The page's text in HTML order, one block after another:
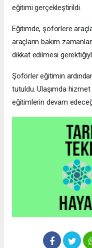
eğitimi gerçekleştirildi.
Eğitimde, şoförlere
araçların bakım
dikkat edilmesi
Şoförler eğitimin
tutuldu. Ulaşımda hizmet
eğitimlerin devam